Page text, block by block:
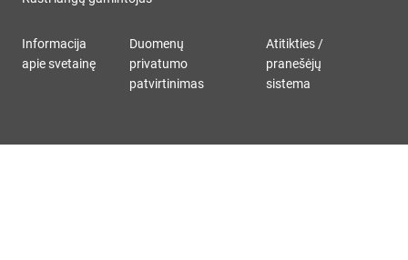
Informacija
apie svetainę
Duomenų
privatumo
patvirtinimas
Atitikties /
pranešėjų
sistema